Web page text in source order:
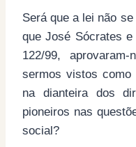
Será que a lei não
que José Sócrates
122/99,
sermos vistos como
na dianteira dos
pioneiros nas
social?